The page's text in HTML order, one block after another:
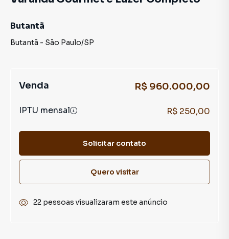
Butantã
Butantã - São Paulo/SP
Venda R$ 960.000,00
IPTU mensal R$ 250,00
Solicitar contato
Quero visitar
22 pessoas visualizaram este anúncio